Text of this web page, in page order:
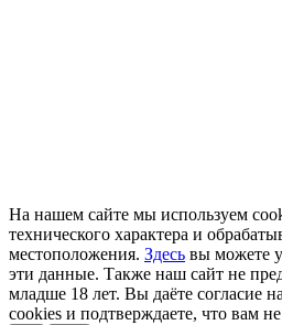
На нашем сайте мы используем
технического характера и
местоположения. Здесь вы можете
эти данные. Также наш сайт не
младше 18 лет. Вы даёте согласие
cookies и подтверждаете, что вам